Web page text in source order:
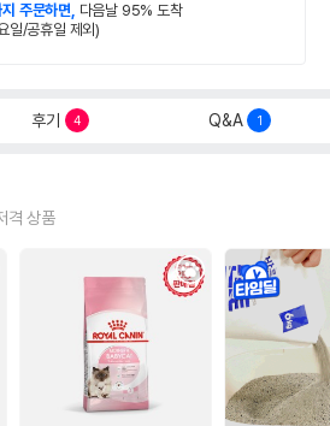
주문하면, 다음날 95% 도착
일/공휴일 제외)
후기 4 Q&A 1
격 상품